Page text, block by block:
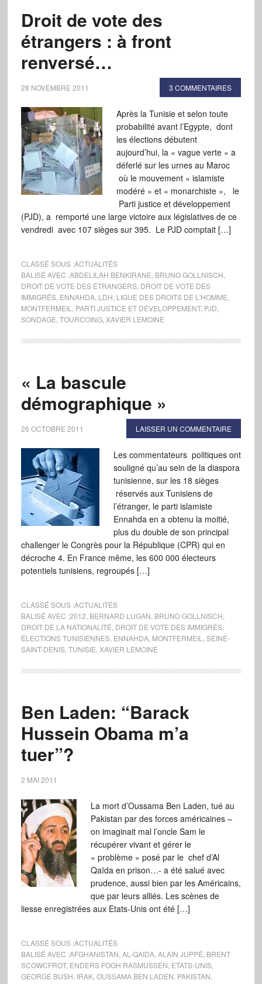
Droit de vote des
étrangers : à front
renversé…
28 NOVEMBRE 2011 3 COMMENTAIRES
Après la Tunisie et selon toute
probabilité avant l’Egypte, dont
les élections débutent
aujourd’hui, la « vague verte » a
déferlé sur les urnes au Maroc
où le mouvement « islamiste
modéré » et « monarchiste », le
Parti justice et développement
(PJD), a remporté une large victoire aux législatives de ce
vendredi avec 107 sièges sur 395. Le PJD comptait […]
CLASSÉ SOUS :ACTUALITÉS
BALISÉ AVEC :ABDELILAH BENKIRANE BRUNO GOLLNISCH
DROIT DE VOTE DES ÉTRANGERS, DROIT DE VOTE DES
IMMIGRÉS, ENNAHDA, LDH LIGUE DES DROITS DE L'HOMME
MONTFERMEIL
PARTI JUSTICE ET DÉVELOPPEMENT, PJD
SONDAGE TOURCOING, XAVIER LEMOINE
« La bascule
démographique »
26 OCTOBRE 2011 LAISSER UN COMMENTAIRE
Les commentateurs politiques ont
souligné qu’au sein de la diaspora
tunisienne, sur les 18 sièges
réservés aux Tunisiens de
l’étranger, le parti islamiste
Ennahda en a obtenu la moitié,
plus du double de son principal
challenger le Congrès pour la République (CPR) qui en
décroche 4. En France même, les 600 000 électeurs
potentiels tunisiens, regroupés […]
CLASSÉ SOUS :ACTUALITÉS
BALISÉ AVEC :2012 BERNARD LUGAN BRUNO GOLLNISCH
DROIT DE LA NATIONALITÉ DROIT DE VOTE DES IMMIGRÉS,
ÉLECTIONS TUNISIENNES, ENNAHDA, MONTFERMEIL
SEINE-
SAINT-DENIS, TUNISIE XAVIER LEMOINE
Ben Laden: “Barack
Hussein Obama m’a
tuer”?
2 MAI 2011
La mort d’Oussama Ben Laden, tué au
Pakistan par des forces américaines –
on imaginait mal l’oncle Sam le
récupérer vivant et gérer le
« problème » posé par le chef d’Al
Qaïda en prison…- a été salué avec
prudence, aussi bien par les Américains,
que par leurs alliés. Les scènes de
liesse enregistrées aux Etats-Unis ont été […]
CLASSÉ SOUS :ACTUALITÉS
BALISÉ AVEC :AFGHANISTAN AL-QAIDA, ALAIN JUPPÉ BRENT
SCOWCFROT, ENDERS FOGH RASMUSSEN ETATS-UNIS,
GEORGE BUSH IRAK, OUSSAMA BEN LADEN PAKISTAN